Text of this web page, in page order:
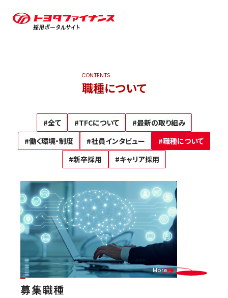
CONTENTS
職種について
#全て #TFCについて
#最新の取り組み
#働く環境・制度
#社員インタビュー
#職種について
#新卒採用
#キャリア採用
募集職種
More